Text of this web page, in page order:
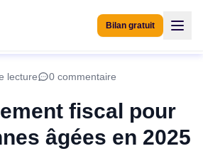
Bilan gratuit
lecture 0 commentaire
fiscal pour
âgées en 2025